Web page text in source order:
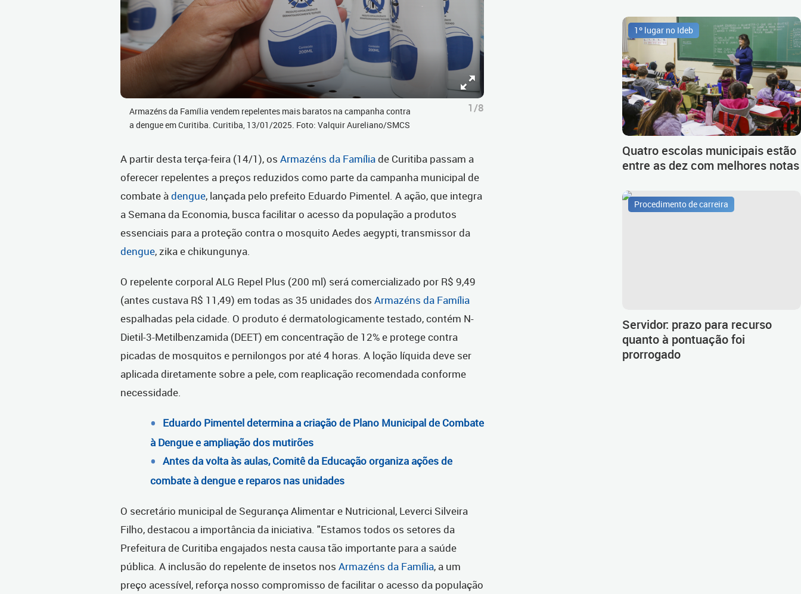
Armazéns da Família vendem repelentes mais baratos na campanha contra
a dengue em Curitiba. Curitiba, 13/01/2025. Foto: Valquir Aureliano/SMCS
1/8
A partir desta terça-feira (14/1), os Armazéns da Famíliade Curitiba passam a
oferecer repelentes a preços reduzidos como parte da campanha municipal de
combate àdengue, lançada pelo prefeito Eduardo Pimentel. A ação, que integra
a Semana da Economia, busca facilitar o acesso da população a produtos
essenciais para a proteção contra o mosquito Aedes aegypti, transmissor da
dengue, zika e chikungunya.
O repelente corporal ALG Repel Plus (200 ml) será comercializado por R$ 9,49
(antes custava R$ 11,49) em todas as 35 unidades dos Armazéns da Família
espalhadas pela cidade. O produto é dermatologicamente testado, contém N-
Dietil-3-Metilbenzamida (DEET) em concentração de 12% e protege contra
picadas de mosquitos e pernilongos por até 4 horas. A loção líquida deve ser
aplicada diretamente sobre a pele, com reaplicação recomendada conforme
necessidade.
Eduardo Pimentel determina a criação de Plano Municipal de Combate
à Dengue e ampliação dos mutirões
Antes da volta às aulas, Comitê da Educação organiza ações de
combate à dengue e reparos nas unidades
O secretário municipal de Segurança Alimentar e Nutricional, Leverci Silveira
Filho, destacou a importância da iniciativa. "Estamos todos os setores da
Prefeitura de Curitiba engajados nesta causa tão importante para a saúde
pública. A inclusão do repelente de insetos nos Armazéns da Família, a um
preço acessível, reforça nosso compromisso de facilitar o acesso da população
1º lugar no Ideb
Quatro escolas municipais estão
entre as dez com melhores notas
Procedimento de carreira
Servidor: prazo para recurso
quanto à pontuação foi
prorrogado